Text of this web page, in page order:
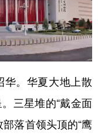
。华夏大地上散
三星堆的“戴金面
落首领头顶的“鹰